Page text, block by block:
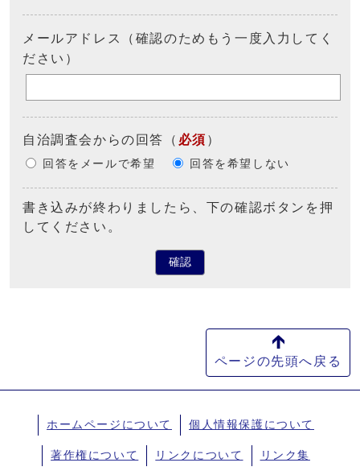
メールアドレス（確認のためもう一度入力してく
ださい）
自治調査会からの回答 （ 必須 ）
回答をメールで希望 回答を希望しない
書き込みが終わりましたら、下の確認ボタンを押
してください。
確認
ページの先頭へ戻る
ホームページについて 個人情報保護について
著作権について リンクについて リンク集